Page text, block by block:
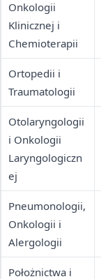
Onkologii
Klinicznej i
Chemioterapii
Ortopedii i
Traumatologii
Otolaryngologii
i Onkologii
Laryngologiczn
ej
Pneumonologii,
Onkologii i
Alergologii
Położnictwa i